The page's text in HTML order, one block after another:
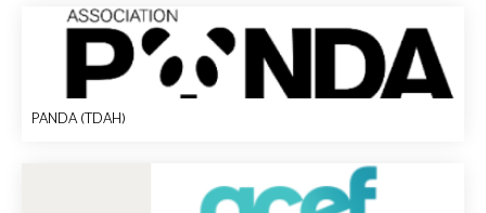
PANDA (TDAH)